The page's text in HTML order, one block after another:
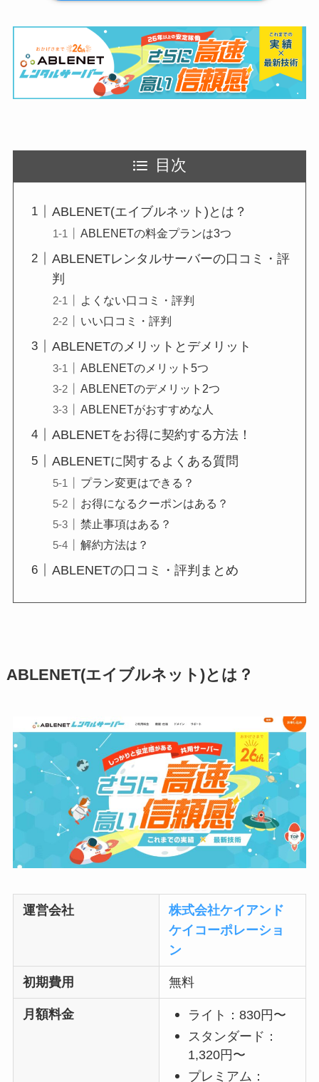
目次
ABLENET(エイブルネット)とは？
ABLENETの料金プランは3つ
ABLENETレンタルサーバーの口コミ・評
判
よくない口コミ・評判
いい口コミ・評判
ABLENETのメリットとデメリット
ABLENETのメリット5つ
ABLENETのデメリット2つ
ABLENETがおすすめな人
ABLENETをお得に契約する方法！
ABLENETに関するよくある質問
プラン変更はできる？
お得になるクーポンはある？
禁止事項はある？
解約方法は？
ABLENETの口コミ・評判まとめ
ABLENET(エイブルネット)とは？
運営会社
株式会社ケイアンド
ケイコーポレーショ
ン
初期費用 無料
月額料金
ライト：830円〜
スタンダード：
1,320円〜
プレミアム：